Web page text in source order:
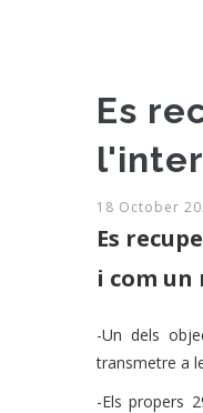
Es
18 October
Es
i com
-Un dels
transmetre a
-Els propers